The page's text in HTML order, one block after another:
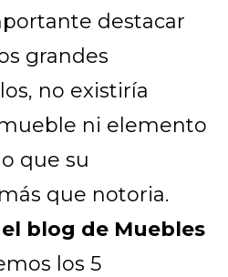
destacar
grandes
no existiría
ni elemento
que su
que notoria.
el blog de Muebles
los 5